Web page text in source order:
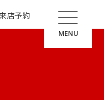
店予約
MENU